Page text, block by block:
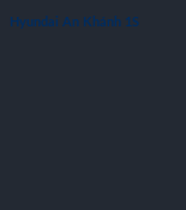
Hyundai An Khánh 1S